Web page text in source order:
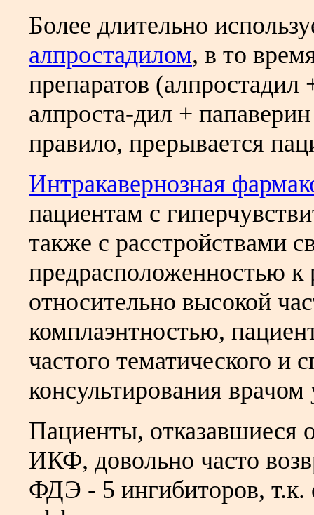
Более длительно
алпростадилом, в то
препаратов
алпроста-дил +
правило, прерывается
Интракавернозная
пациентам с
также с расстройствами
предрасположенностью к
относительно высокой
комплаэнтностью,
частого тематического и
консультирования
Пациенты, отказавшиеся
ИКФ, довольно часто
ФДЭ - 5 ингибиторов, т.к.